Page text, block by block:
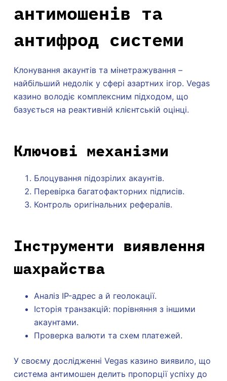
антимошенів та
антифрод системи
Клонування акаунтів та мінетражування –
найбільший недолік у сфері азартних ігор. Vegas
казино володіє комплексним підходом, що
базується на реактивній клієнтській оцінці.
Ключові механізми
Блоцування підозрілих акаунтів.
Перевірка багатофакторних підписів.
Контроль оригінальних рефералів.
Інструменти виявлення
шахрайства
Аналіз IP-адрес а й геолокації.
Історія транзакцій: порівняння з іншими
акаунтами.
Проверка валюти та схем платежей.
У своєму дослідженні Vegas казино виявило, що
система антимошен делить пропорції успіху до